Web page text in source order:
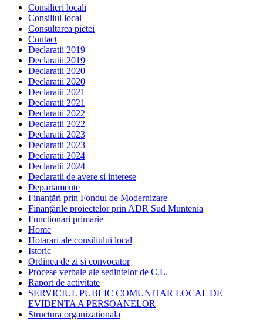
Consilieri locali
Consiliul local
Consultarea pietei
Contact
Declaratii 2019
Declaratii 2019
Declaratii 2020
Declaratii 2020
Declaratii 2021
Declaratii 2021
Declaratii 2022
Declaratii 2022
Declaratii 2023
Declaratii 2023
Declaratii 2024
Declaratii 2024
Declaratii de avere si interese
Departamente
Finanțări prin Fondul de Modernizare
Finanțările proiectelor prin ADR Sud Muntenia
Functionari primarie
Home
Hotarari ale consiliului local
Istoric
Ordinea de zi si convocator
Procese verbale ale sedintelor de C.L.
Raport de activitate
SERVICIUL PUBLIC COMUNITAR LOCAL DE
EVIDENTA A PERSOANELOR
Structura organizationala